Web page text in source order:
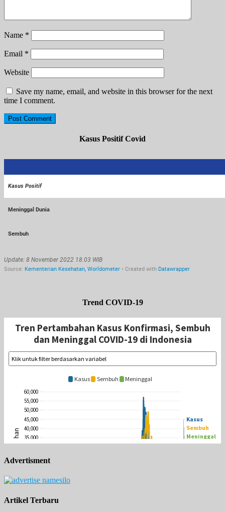
Name *
Email *
Website
Save my name, email, and website in this browser for the next
time I comment.
Kasus Positif Covid
Trend COVID-19
Advertisment
Artikel Terbaru